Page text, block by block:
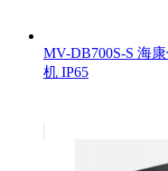
MV-DB700S-S 海
机 IP65